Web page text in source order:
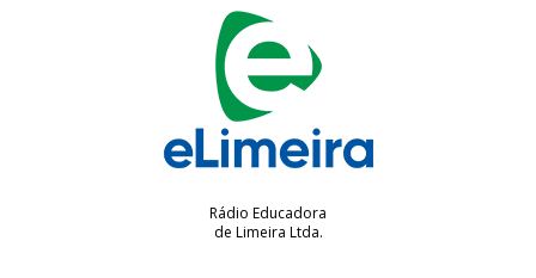
Rádio Educadora
de Limeira Ltda.